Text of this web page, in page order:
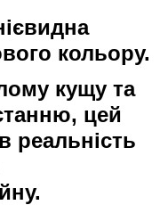
кольору.
кущу та
цей
реальність